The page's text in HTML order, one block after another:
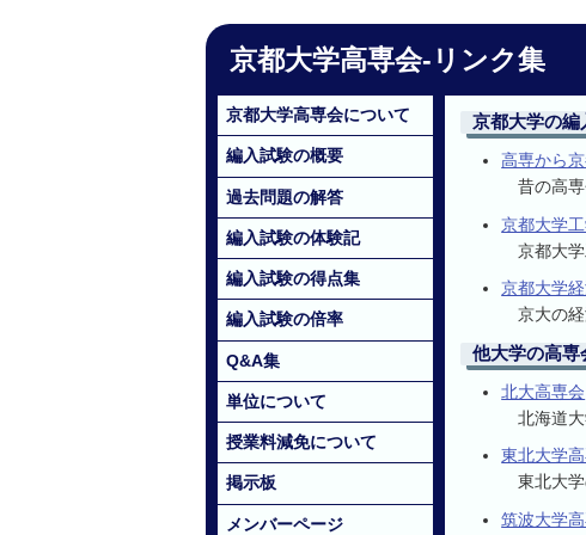
京都大学高専会 リンク集
京都大学高専会について
編入試験の概要
過去問題の解答
編入試験の体験記
編入試験の得点集
編入試験の倍率
Q&A集
単位について
授業料減免について
掲示板
メンバーページ
京都大学の編
高専から
昔の高
京都大学
京都大
京都大学
京大の
他大学の高専
北大高専会
北海道
東北大学
東北大学
筑波大学